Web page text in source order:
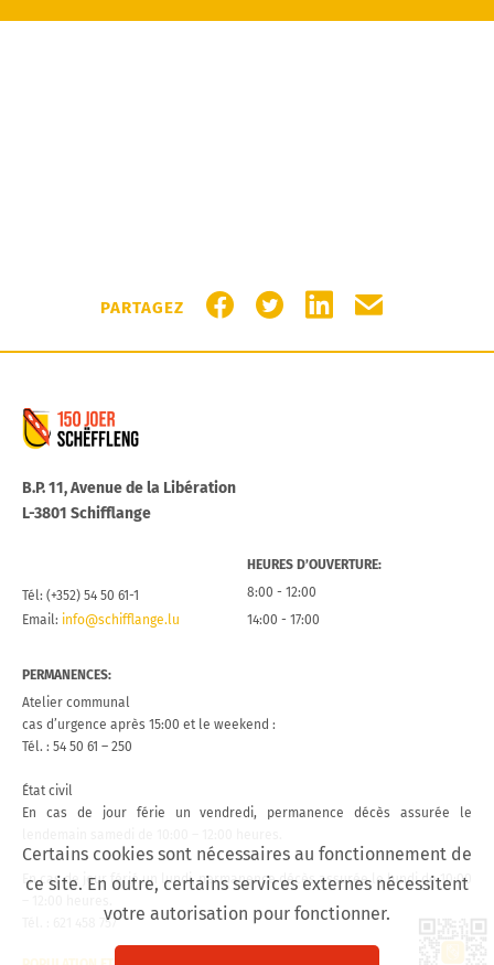
PARTAGEZ
PARTAGER SUR FACEBOOK
PARTAGER SUR TWITTER
PARTAGER SUR
PARTAGER
B.P. 11, Avenue de la Libération
L-3801 Schifflange
Tél: (+352) 54 50 61-1
Email: info@schifflange.lu
HEURES D’OUVERTURE:
8:00 - 12:00
14:00 - 17:00
PERMANENCES:
Atelier communal
cas d’urgence après 15:00 et le weekend :
Tél. : 54 50 61 – 250
État civil
En cas de jour férie un vendredi, permanence décès assurée le
En cas de jour férié un lundi, permanence décès assurée le lundi de 10:00
Tél. : 621 458 757
Certains cookies sont nécessaires au fonctionnement de
ce site. En outre, certains services externes nécessitent
votre autorisation pour fonctionner.